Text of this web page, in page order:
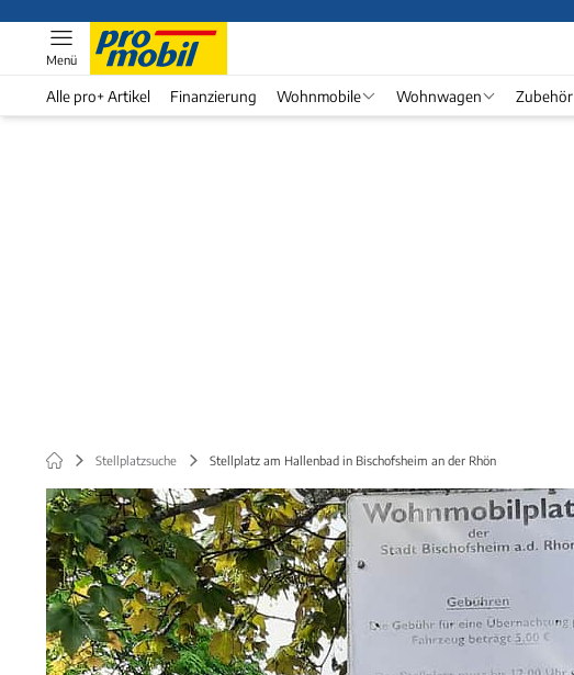
Menü
Alle pro+ Artikel Finanzierung Wohnmobile Wohnwagen Zubehör
Stellplatzsuche Stellplatz am ­Hallenbad in Bischofsheim an der Rhön